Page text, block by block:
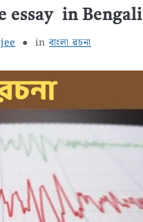
essay in Bengali
inবাংলা রচনা